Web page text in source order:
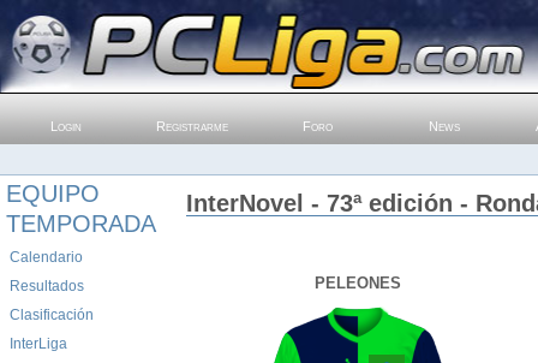
Login Registrarme Foro News
EQUIPO
TEMPORADA
Calendario
Resultados
Clasificación
InterLiga
InterNovel - 73ª edición -
PELEONES